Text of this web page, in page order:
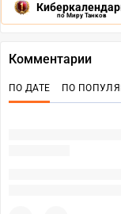
по Миру Танков
Комментарии
ПО ДАТЕ ПО